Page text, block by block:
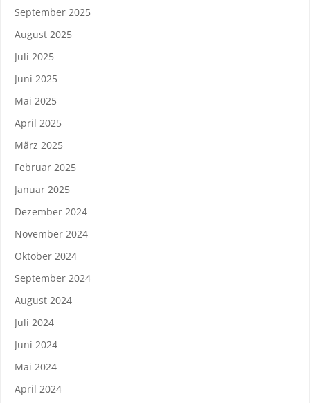
September 2025
August 2025
Juli 2025
Juni 2025
Mai 2025
April 2025
März 2025
Februar 2025
Januar 2025
Dezember 2024
November 2024
Oktober 2024
September 2024
August 2024
Juli 2024
Juni 2024
Mai 2024
April 2024